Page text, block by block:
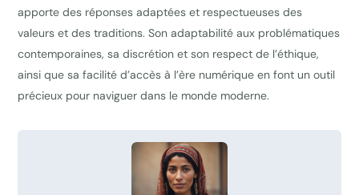
apporte des réponses adaptées et respectueuses des
valeurs et des traditions. Son adaptabilité aux problématiques
contemporaines, sa discrétion et son respect de l’éthique,
ainsi que sa facilité d’accès à l’ère numérique en font un outil
précieux pour naviguer dans le monde moderne.